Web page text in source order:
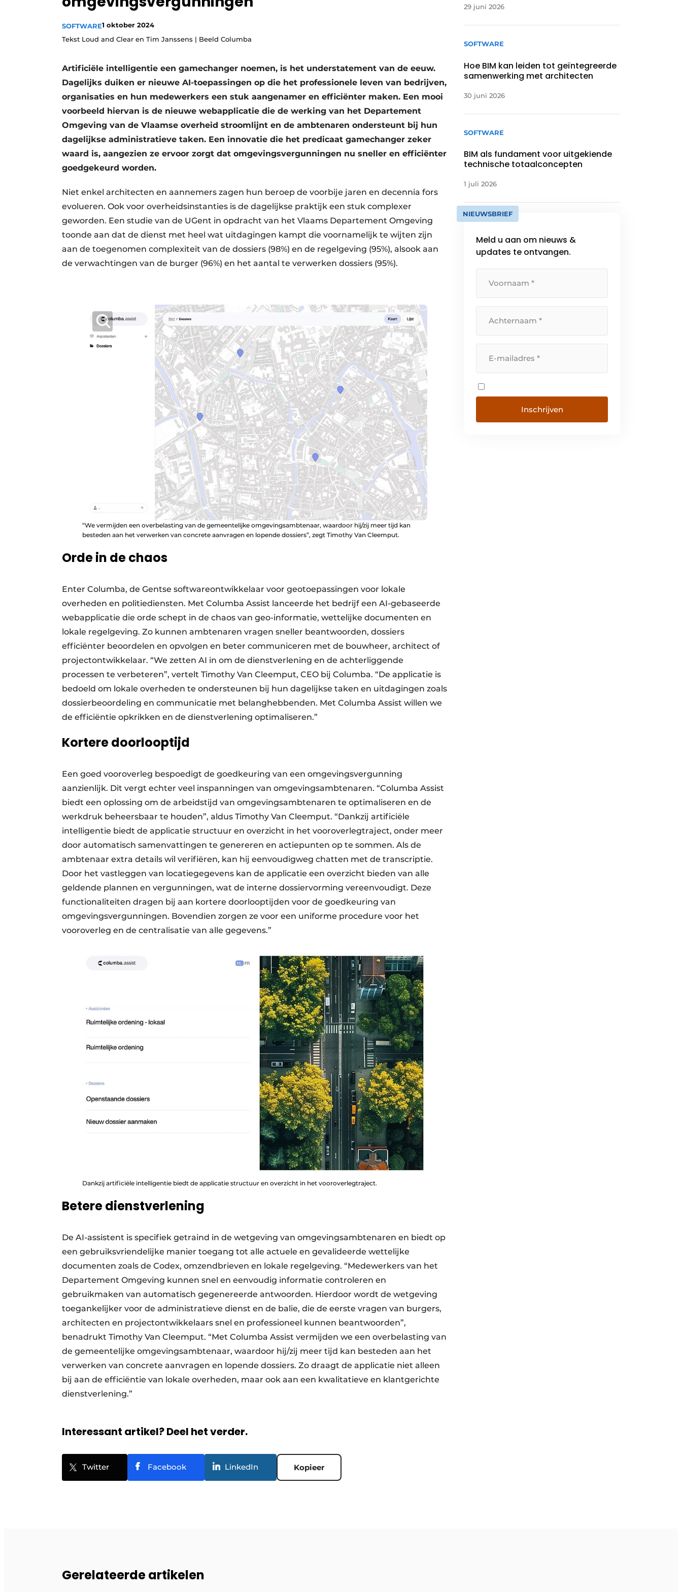
Vacature aanmelden
Vacatures
Aanmelden
Bedrijven
Bedrijven
Contact
SOFTWARE1 oktober 2024
Tekst Loud and Clear en Tim Janssens | Beeld Columba
Artificiële intelligentie een gamechanger noemen, is het understatement van de eeuw.
Dagelijks duiken er nieuwe AI-toepassingen op die het professionele leven van bedrijven,
organisaties en hun medewerkers een stuk aangenamer en efficiënter maken. Een mooi
voorbeeld hiervan is de nieuwe webapplicatie die de werking van het Departement
Omgeving van de Vlaamse overheid stroomlijnt en de ambtenaren ondersteunt bij hun
dagelijkse administratieve taken. Een innovatie die het predicaat gamechanger zeker
waard is, aangezien ze ervoor zorgt dat omgevingsvergunningen nu sneller en efficiënter
goedgekeurd worden.
Niet enkel architecten en aannemers zagen hun beroep de voorbije jaren en decennia fors
evolueren. Ook voor overheidsinstanties is de dagelijkse praktijk een stuk complexer
geworden. Een studie van de UGent in opdracht van het Vlaams Departement Omgeving
toonde aan dat de dienst met heel wat uitdagingen kampt die voornamelijk te wijten zijn
aan de toegenomen complexiteit van de dossiers (98%) en de regelgeving (95%), alsook aan
de verwachtingen van de burger (96%) en het aantal te verwerken dossiers (95%).
“We vermijden een overbelasting van de gemeentelijke omgevingsambtenaar, waardoor hij/zij meer tijd kan
besteden aan het verwerken van concrete aanvragen en lopende dossiers”, zegt Timothy Van Cleemput.
Orde in de chaos
Enter Columba, de Gentse softwareontwikkelaar voor geotoepassingen voor lokale
overheden en politiediensten. Met Columba Assist lanceerde het bedrijf een AI-gebaseerde
webapplicatie die orde schept in de chaos van geo-informatie, wettelijke documenten en
lokale regelgeving. Zo kunnen ambtenaren vragen sneller beantwoorden, dossiers
efficiënter beoordelen en opvolgen en beter communiceren met de bouwheer, architect of
projectontwikkelaar. “We zetten AI in om de dienstverlening en de achterliggende
processen te verbeteren”, vertelt Timothy Van Cleemput, CEO bij Columba. “De applicatie is
bedoeld om lokale overheden te ondersteunen bij hun dagelijkse taken en uitdagingen zoals
dossierbeoordeling en communicatie met belanghebbenden. Met Columba Assist willen we
de efficiëntie opkrikken en de dienstverlening optimaliseren.”
Kortere doorlooptijd
Een goed vooroverleg bespoedigt de goedkeuring van een omgevingsvergunning
aanzienlijk. Dit vergt echter veel inspanningen van omgevingsambtenaren. “Columba Assist
biedt een oplossing om de arbeidstijd van omgevingsambtenaren te optimaliseren en de
werkdruk beheersbaar te houden”, aldus Timothy Van Cleemput. “Dankzij artificiële
intelligentie biedt de applicatie structuur en overzicht in het vooroverlegtraject, onder meer
door automatisch samenvattingen te genereren en actiepunten op te sommen. Als de
ambtenaar extra details wil verifiëren, kan hij eenvoudigweg chatten met de transcriptie.
Door het vastleggen van locatiegegevens kan de applicatie een overzicht bieden van alle
geldende plannen en vergunningen, wat de interne dossiervorming vereenvoudigt. Deze
functionaliteiten dragen bij aan kortere doorlooptijden voor de goedkeuring van
omgevingsvergunningen. Bovendien zorgen ze voor een uniforme procedure voor het
vooroverleg en de centralisatie van alle gegevens.”
Dankzij artificiële intelligentie biedt de applicatie structuur en overzicht in het vooroverlegtraject.
Betere dienstverlening
De AI-assistent is specifiek getraind in de wetgeving van omgevingsambtenaren en biedt op
een gebruiksvriendelijke manier toegang tot alle actuele en gevalideerde wettelijke
documenten zoals de Codex, omzendbrieven en lokale regelgeving. “Medewerkers van het
Departement Omgeving kunnen snel en eenvoudig informatie controleren en
gebruikmaken van automatisch gegenereerde antwoorden. Hierdoor wordt de wetgeving
toegankelijker voor de administratieve dienst en de balie, die de eerste vragen van burgers,
architecten en projectontwikkelaars snel en professioneel kunnen beantwoorden”,
benadrukt Timothy Van Cleemput. “Met Columba Assist vermijden we een overbelasting van
de gemeentelijke omgevingsambtenaar, waardoor hij/zij meer tijd kan besteden aan het
verwerken van concrete aanvragen en lopende dossiers. Zo draagt de applicatie niet alleen
bij aan de efficiëntie van lokale overheden, maar ook aan een kwalitatieve en klantgerichte
dienstverlening.”
Interessant artikel? Deel het verder.
Twitter Facebook LinkedIn Kopieer
29 juni 2026
SOFTWARE
Hoe BIM kan leiden tot geïntegreerde
samenwerking met architecten
30 juni 2026
SOFTWARE
BIM als fundament voor uitgekiende
technische totaalconcepten
1 juli 2026
NIEUWSBRIEF
Meld u aan om nieuws &
updates te ontvangen.
Gerelateerde artikelen